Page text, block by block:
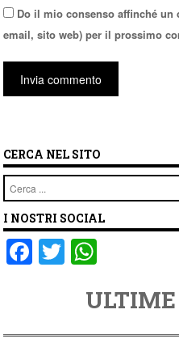
Do il mio consenso affinché
email, sito web) per il prossimo
CERCA NEL SITO
Cerca
I NOSTRI SOCIAL
F
e
T
er
at
s